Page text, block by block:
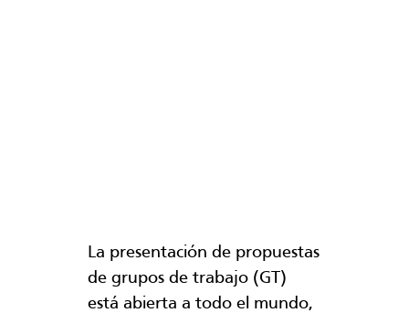
La presentación de propuestas
de grupos de trabajo (GT)
está abierta a todo el mundo,